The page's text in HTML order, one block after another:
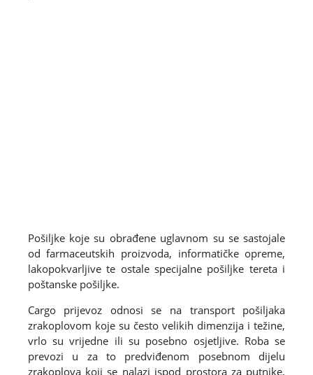
Pošiljke koje su obrađene uglavnom su se sastojale
od farmaceutskih proizvoda, informatičke opreme,
lakopokvarljive te ostale specijalne pošiljke tereta i
poštanske pošiljke.
Cargo prijevoz odnosi se na transport pošiljaka
zrakoplovom koje su često velikih dimenzija i težine,
vrlo su vrijedne ili su posebno osjetljive. Roba se
prevozi u za to predviđenom posebnom dijelu
zrakoplova koji se nalazi ispod prostora za putnike.